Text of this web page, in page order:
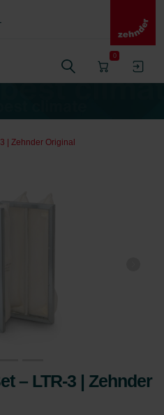
0
| Zehnder Original
– LTR-3 | Zehnder